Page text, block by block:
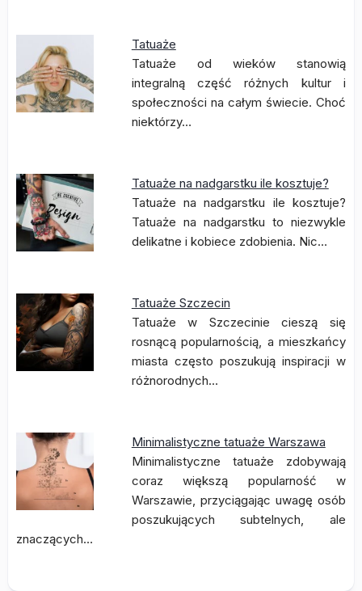
Tatuaże
Tatuaże od wieków stanowią
integralną część różnych kultur i
społeczności na całym świecie. Choć
niektórzy…
Tatuaże na nadgarstku ile kosztuje?
Tatuaże na nadgarstku ile kosztuje?
Tatuaże na nadgarstku to niezwykle
delikatne i kobiece zdobienia. Nic…
Tatuaże Szczecin
Tatuaże w Szczecinie cieszą się
rosnącą popularnością, a mieszkańcy
miasta często poszukują inspiracji w
różnorodnych…
Minimalistyczne tatuaże Warszawa
Minimalistyczne tatuaże zdobywają
coraz większą popularność w
Warszawie, przyciągając uwagę osób
poszukujących subtelnych, ale
znaczących…